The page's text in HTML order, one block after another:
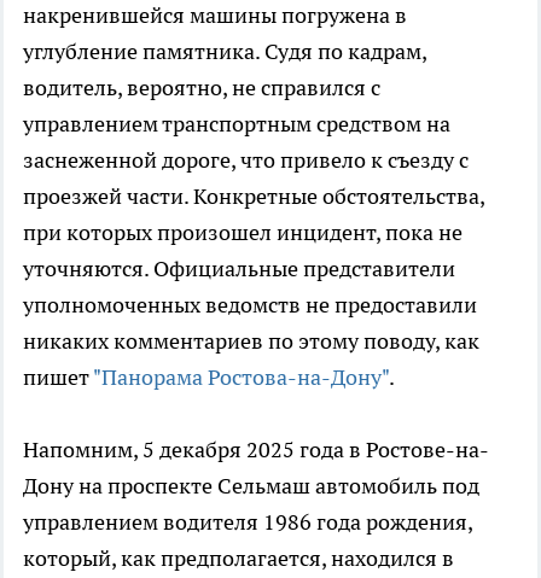
накренившейся машины погружена в
углубление памятника. Судя по кадрам,
водитель, вероятно, не справился с
управлением транспортным средством на
заснеженной дороге, что привело к съезду с
проезжей части. Конкретные обстоятельства,
при которых произошел инцидент, пока не
уточняются. Официальные представители
уполномоченных ведомств не предоставили
никаких комментариев по этому поводу, как
пишет"Панорама Ростова-на-Дону".
Напомним, 5 декабря 2025 года в Ростове-на-
Дону на проспекте Сельмаш автомобиль под
управлением водителя 1986 года рождения,
который, как предполагается, находился в